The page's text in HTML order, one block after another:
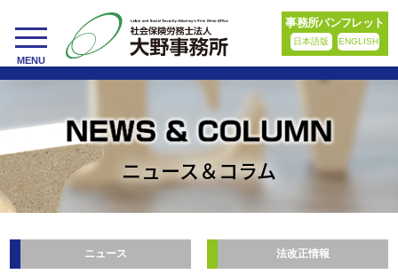
toggle
navigation
MENU
事務所パンフレット
日本語版 ENGLISH
ニュース＆コラム
ニュース 法改正情報